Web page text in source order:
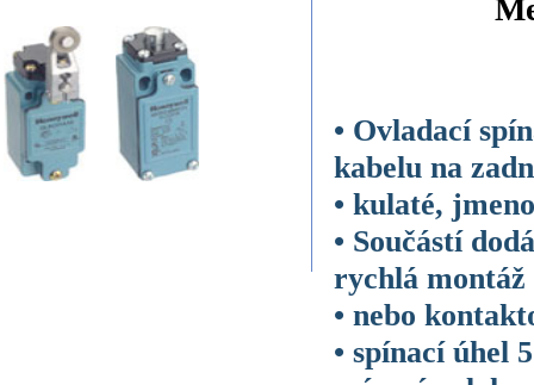
• Ovladací
kabelu na
• kulaté,
• Součástí
rychlá montáž
• nebo
• spínací úhel